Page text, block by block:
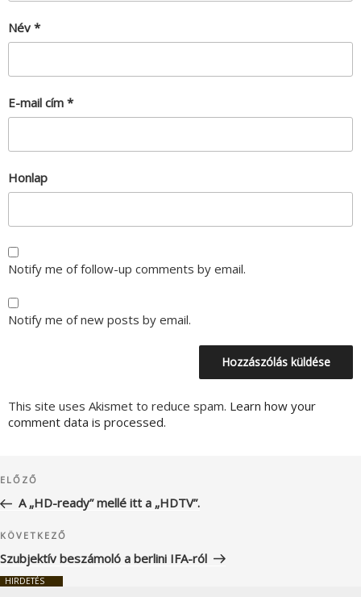
Név *
E-mail cím *
Honlap
Notify me of follow-up comments by email.
Notify me of new posts by email.
This site uses Akismet to reduce spam. Learn how your
comment data is processed.
navigáció
Korábbi
bejegyzés
ELŐZŐ
A „HD-ready” mellé itt a „HDTV”.
Következő
bejegyzés
KÖVETKEZŐ
Szubjektív beszámoló a berlini IFA-ról
HIRDETÉS